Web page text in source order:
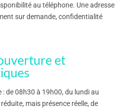
au téléphone. Une adresse
sur demande, confidentialité
et
de 08h30 à 19h00, du lundi au
mais présence réelle, de